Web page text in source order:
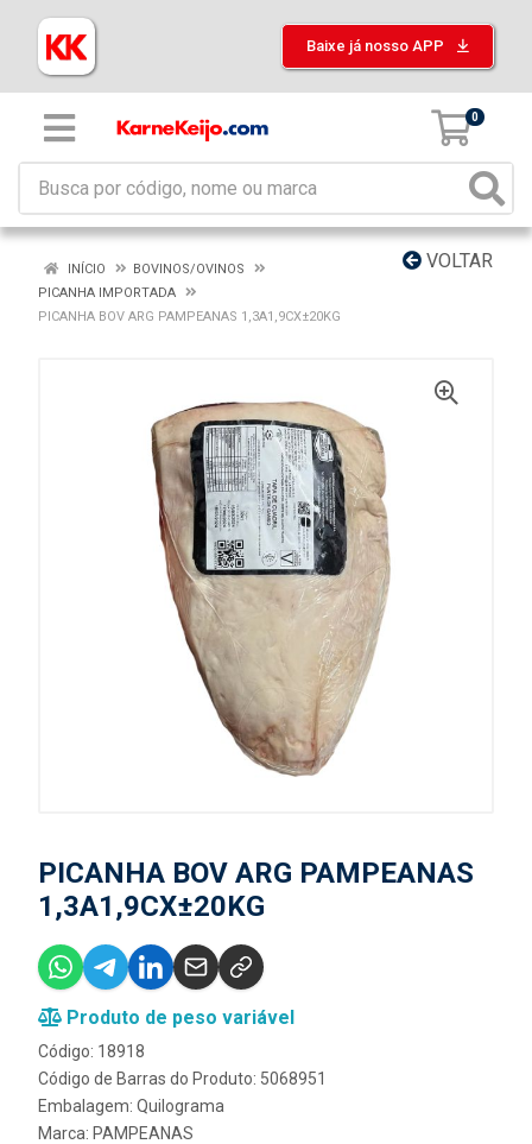
Baixe já nosso APP
0
VOLTAR
INÍCIO
BOVINOS/OVINOS
PICANHA IMPORTADA
PICANHA BOV ARG PAMPEANAS 1,3A1,9CX±20KG
PICANHA BOV ARG PAMPEANAS
1,3A1,9CX±20KG
Produto de peso variável
Código: 18918
Código de Barras do Produto: 5068951
Embalagem: Quilograma
Marca: PAMPEANAS